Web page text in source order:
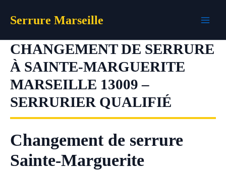
Serrure Marseille
CHANGEMENT DE SERRURE
À SAINTE-MARGUERITE
MARSEILLE 13009 –
SERRURIER QUALIFIÉ
Changement de serrure
Sainte-Marguerite